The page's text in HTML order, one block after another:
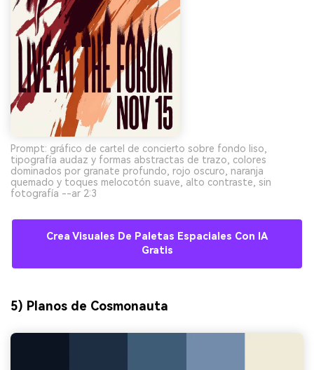
Prompt: gráfico de cartel de concierto sobre fondo liso,
tipografía audaz y formas abstractas de trazo, colores
dominados por granate profundo, rojo oscuro, naranja
quemado y toques melocotón suave, alto contraste, sin
fotografía --ar 2:3
Crea Visuales De Paletas Espaciales Con IA
Gratis
5) Planos de Cosmonauta